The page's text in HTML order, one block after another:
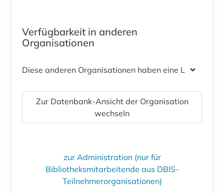
Verfügbarkeit in anderen
Organisationen
Diese anderen Organisationen haben eine Lizenz
Zur Datenbank-Ansicht der Organisation
wechseln
zur Administration (nur für
Bibliotheksmitarbeitende aus DBIS-
Teilnehmerorganisationen)